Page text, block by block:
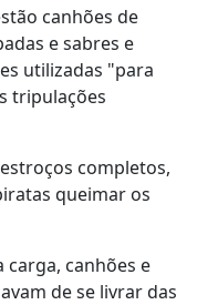
canhões de
e sabres e
utilizadas "para
tripulações
completos,
queimar os
carga, canhões e
de se livrar das